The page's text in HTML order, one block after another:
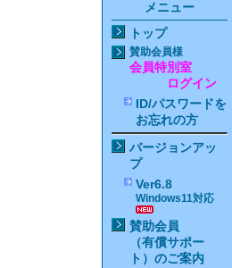
メニュー
トップ
賛助会員様
会員特別室
ログイン
ID/パスワードを
お忘れの方
バージョンアッ
プ
Ver6.8
Windows11対応
賛助会員
（有償サポー
ト）のご案内